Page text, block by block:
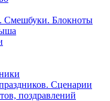
Смешбуки. Блокноты
Сценарии
поздравлений